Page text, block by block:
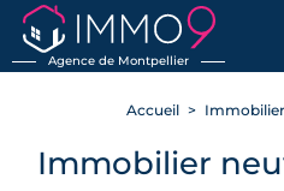
Agence de Montpellier
RETOUR
Accueil
Immobilier